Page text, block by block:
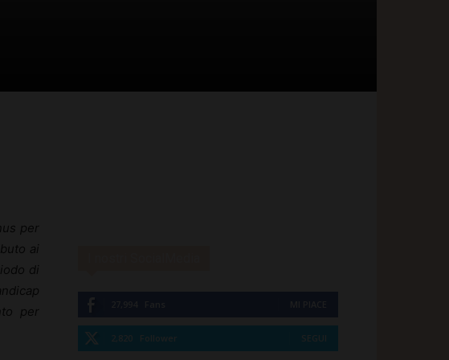
per
ai
di
per
2,820 Follower SEGUI